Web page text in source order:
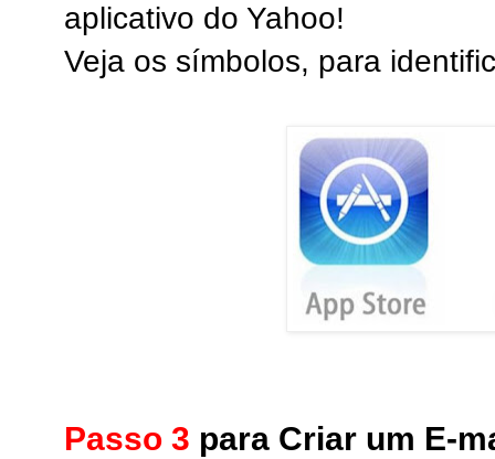
aplicativo do Yahoo!
Veja os símbolos, para
Passo 3 para Criar um E-